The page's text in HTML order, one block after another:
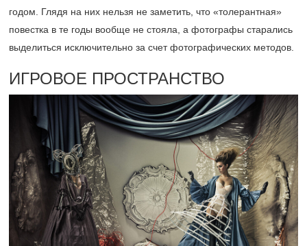
годом. Глядя на них нельзя не заметить, что «толерантная»
повестка в те годы вообще не стояла, а фотографы старались
выделиться исключительно за счет фотографических методов.
ИГРОВОЕ ПРОСТРАНСТВО